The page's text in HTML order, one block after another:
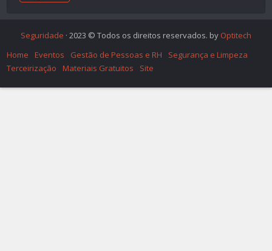
Seguridade · 2023 © Todos os direitos reservados. by Optitech
Home
Eventos Gestão de Pessoas e RH
Segurança e Limpeza
Terceirização
Materiais Gratuitos Site